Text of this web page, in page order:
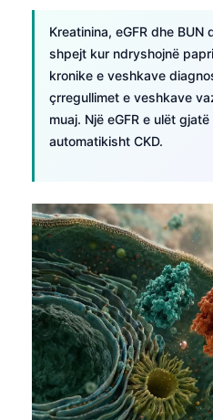
Kreatinina, eGFR dhe
shpejt kur ndryshojnë
kronike e veshkave
çrregullimet e veshkave
muaj. Një eGFR e ulët
automatikisht CKD.
தமிழ்
ગુજરાતી
ಕನ್ನಡ
മലയാളം
Bahasa Melayu
Tiếng Việt
Tagalog
ភាសាខ្មែរ
Kiswahili
አማርኛ
Українська